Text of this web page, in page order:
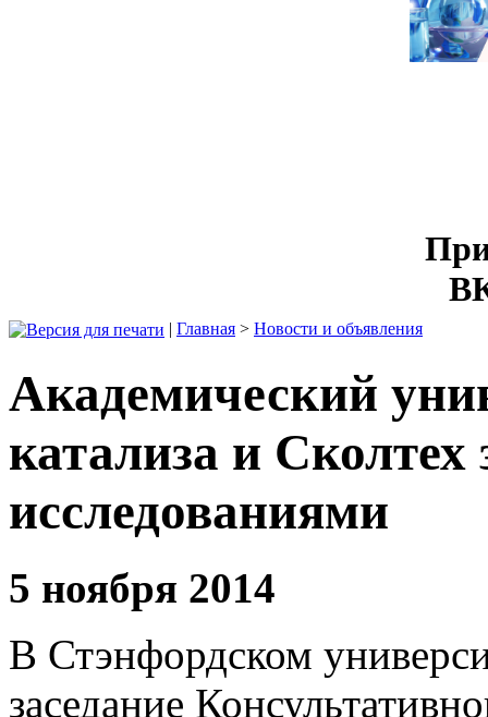
| Главная > Новости и объявления
Академический
катализа и
исследованиями
5 ноября 2014
В Стэнфордском
заседание